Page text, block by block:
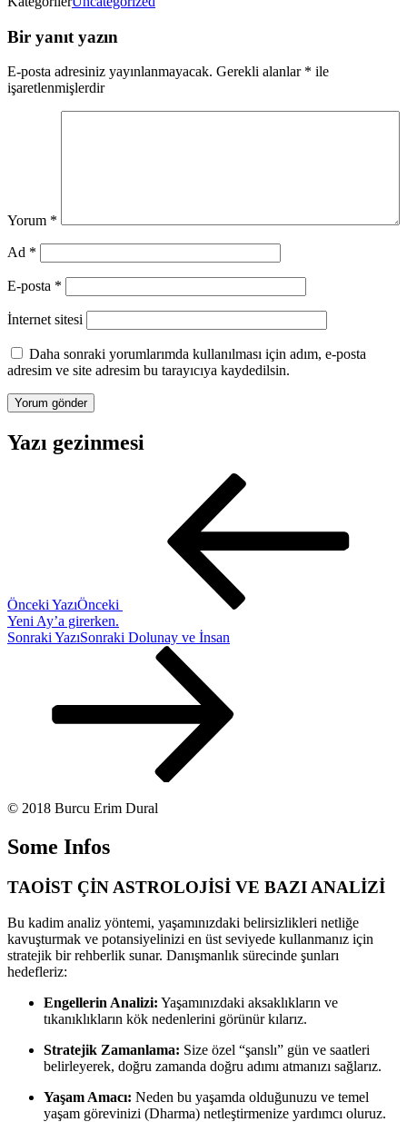
Bir yanıt yazın
E-posta adresiniz yayınlanmayacak. Gerekli alanlar * ile
işaretlenmişlerdir
Yorum *
Ad *
E-posta *
İnternet sitesi
Daha sonraki yorumlarımda kullanılması için adım, e-posta
adresim ve site adresim bu tarayıcıya kaydedilsin.
Yazı gezinmesi
Önceki YazıÖnceki
Yeni Ay’a girerken.
Sonraki YazıSonraki Dolunay ve İnsan
© 2018 Burcu Erim Dural
Some Infos
TAOİST ÇİN ASTROLOJİSİ VE BAZI ANALİZİ
Bu kadim analiz yöntemi, yaşamınızdaki belirsizlikleri netliğe
kavuşturmak ve potansiyelinizi en üst seviyede kullanmanız için
stratejik bir rehberlik sunar. Danışmanlık sürecinde şunları
hedefleriz:
Engellerin Analizi: Yaşamınızdaki aksaklıkların ve
tıkanıklıkların kök nedenlerini görünür kılarız.
Stratejik Zamanlama: Size özel “şanslı” gün ve saatleri
belirleyerek, doğru zamanda doğru adımı atmanızı sağlarız.
Yaşam Amacı: Neden bu yaşamda olduğunuzu ve temel
yaşam görevinizi (Dharma) netleştirmenize yardımcı oluruz.